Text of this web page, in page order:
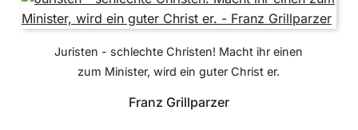
Juristen - schlechte Christen! Macht ihr einen
zum Minister, wird ein guter Christ er.
Franz Grillparzer